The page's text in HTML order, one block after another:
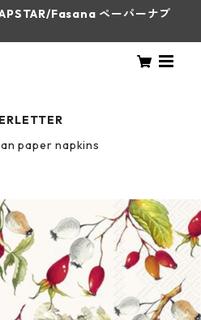
Fasana ペーパーナプ
paper napkins